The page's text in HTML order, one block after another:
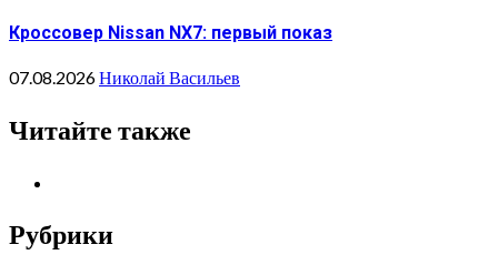
Кроссовер Nissan NX7: первый показ
07.08.2026Николай Васильев
Читайте также
Рубрики